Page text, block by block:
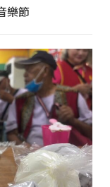
樂節